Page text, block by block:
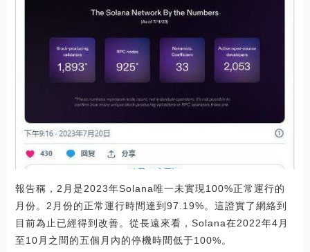
報告稱，2月是2023年Solana唯一未實現100%正常運行的
月份。2月份的正常運行時間達到97.19%。這證實了網絡到
目前為止已經得到改善。從長遠來看，Solana在2022年4月
至10月之間的五個月內的停機時間低于100%。